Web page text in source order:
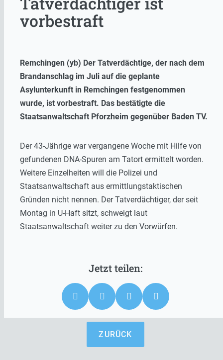
vorbestraft
Remchingen (yb) Der Tatverdächtige, der nach dem
Brandanschlag im Juli auf die geplante
Asylunterkunft in Remchingen festgenommen
wurde, ist vorbestraft. Das bestätigte die
Staatsanwaltschaft Pforzheim gegenüber Baden TV.
Der 43-Jährige war vergangene Woche mit Hilfe von
gefundenen DNA-Spuren am Tatort ermittelt worden.
Weitere Einzelheiten will die Polizei und
Staatsanwaltschaft aus ermittlungstaktischen
Gründen nicht nennen. Der Tatverdächtiger, der seit
Montag in U-Haft sitzt, schweigt laut
Staatsanwaltschaft weiter zu den Vorwürfen.
ZURÜCK